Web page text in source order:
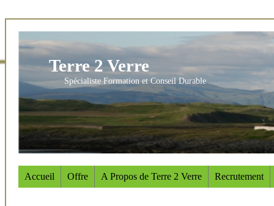
Terre 2 Verre
Spécialiste Formation et Conseil Durable
Accueil Offre A Propos de Terre 2 Verre Recrutement